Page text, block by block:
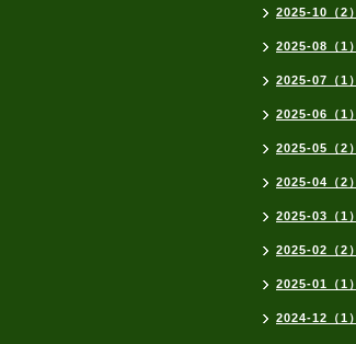
2025-10（2）
2025-08（1）
2025-07（1）
2025-06（1）
2025-05（2）
2025-04（2）
2025-03（1）
2025-02（2）
2025-01（1）
2024-12（1）